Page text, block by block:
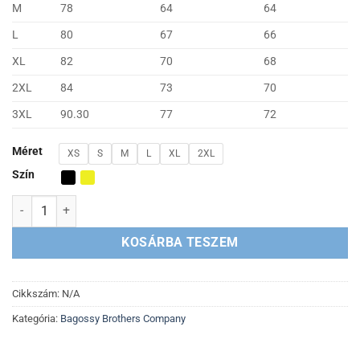
M
78 64
64
L
80 67
66
XL
82 70
68
2XL
84 73
70
3XL
90.30 77 72
Méret XS S M L XL 2XL
Szín
Esőkabát mennyiség
KOSÁRBA TESZEM
Cikkszám: N/A
Kategória: Bagossy Brothers Company